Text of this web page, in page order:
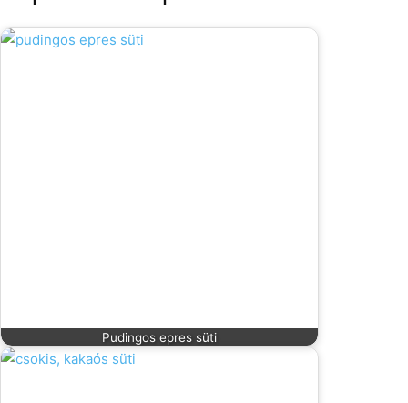
Pudingos epres süti